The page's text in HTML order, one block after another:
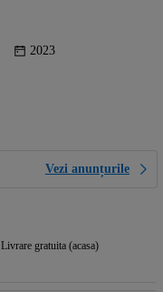
2023
Vezi anunțurile
Livrare gratuita (acasa)